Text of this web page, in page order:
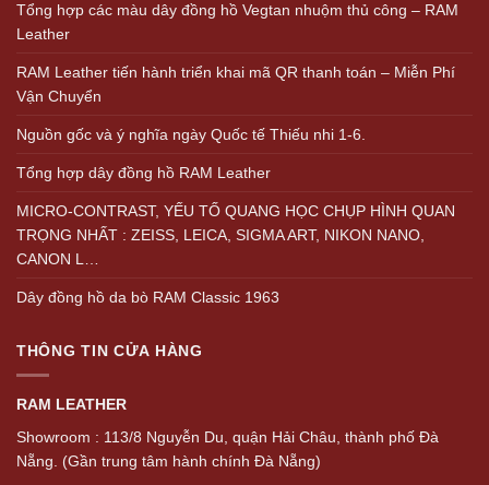
Tổng hợp các màu dây đồng hồ Vegtan nhuộm thủ công – RAM
Leather
RAM Leather tiến hành triển khai mã QR thanh toán – Miễn Phí
Vận Chuyển
Nguồn gốc và ý nghĩa ngày Quốc tế Thiếu nhi 1-6.
Tổng hợp dây đồng hồ RAM Leather
MICRO-CONTRAST, YẾU TỐ QUANG HỌC CHỤP HÌNH QUAN
TRỌNG NHẤT : ZEISS, LEICA, SIGMA ART, NIKON NANO,
CANON L…
Dây đồng hồ da bò RAM Classic 1963
THÔNG TIN CỬA HÀNG
RAM LEATHER
Showroom : 113/8 Nguyễn Du, quận Hải Châu, thành phố Đà
Nẵng. (Gần trung tâm hành chính Đà Nẵng)